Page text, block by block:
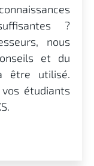
?
nous
et du
être utilisé.
étudiants